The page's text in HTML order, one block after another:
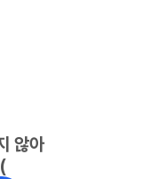
않아